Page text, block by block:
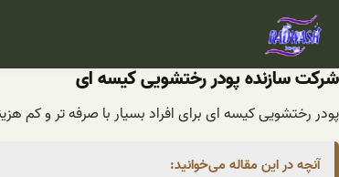
رفتن
شرکت سازنده پودر رختشویی کیسه ای
پودر رختشویی کیسه ای برای افراد بسیار با صرفه تر و کم
آنچه در این مقاله می‌خوانید: